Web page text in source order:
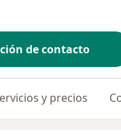
de contacto
y precios